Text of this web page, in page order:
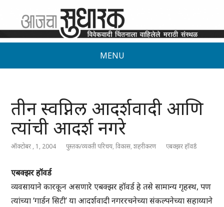
MENU
तीन स्वप्निल आदर्शवादी आणि
त्यांची आदर्श नगरे
ऑक्टोबर , 1, 2004 पुस्तक/व्यक्ती परिचय,विकास,शहरीकरण एबक्झर हॉवर्ड
एबक्झर हॉवर्ड
व्यवसायाने कारकून असणारे एबक्झर हॉवर्ड हे तसे सामान्य गृहस्थ, पण
त्यांच्या ‘गार्डन सिटी’ या आदर्शवादी नगररचनेच्या संकल्पनेच्या सहाय्याने